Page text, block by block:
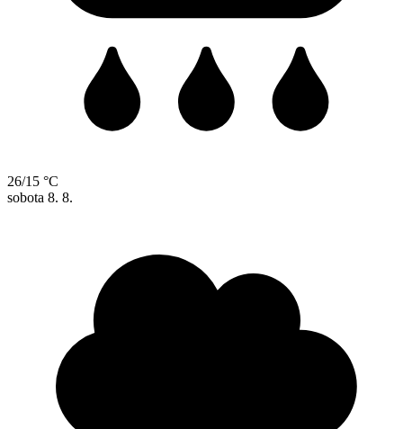
26/15 °C
sobota 8. 8.